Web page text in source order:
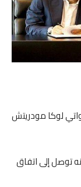
لوكا مودريتش
توصل إلى اتفاق